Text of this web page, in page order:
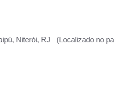
Niterói, RJ (Localizado no